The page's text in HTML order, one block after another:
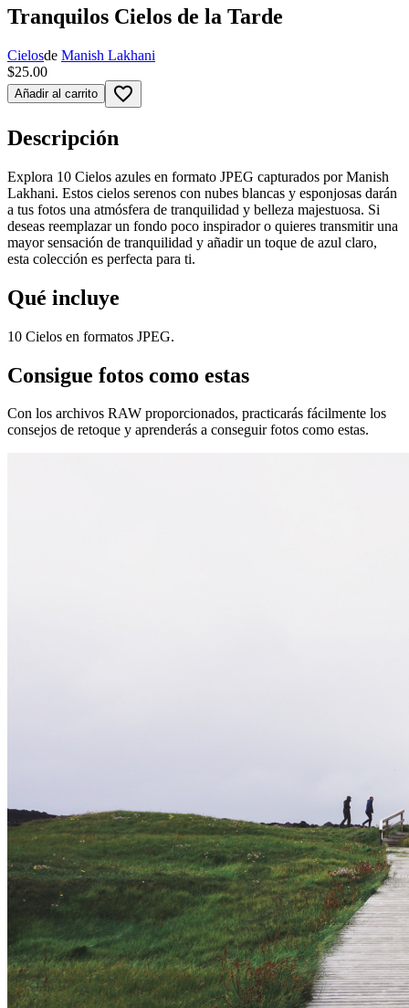
Tranquilos Cielos de la Tarde
Cielosde Manish Lakhani
$25.00
Añadir al carrito favorite_border
Descripción
Explora 10 Cielos azules en formato JPEG capturados por Manish
Lakhani. Estos cielos serenos con nubes blancas y esponjosas darán
a tus fotos una atmósfera de tranquilidad y belleza majestuosa. Si
deseas reemplazar un fondo poco inspirador o quieres transmitir una
mayor sensación de tranquilidad y añadir un toque de azul claro,
esta colección es perfecta para ti.
Qué incluye
10 Cielos en formatos JPEG.
Consigue fotos como estas
Con los archivos RAW proporcionados, practicarás fácilmente los
consejos de retoque y aprenderás a conseguir fotos como estas.